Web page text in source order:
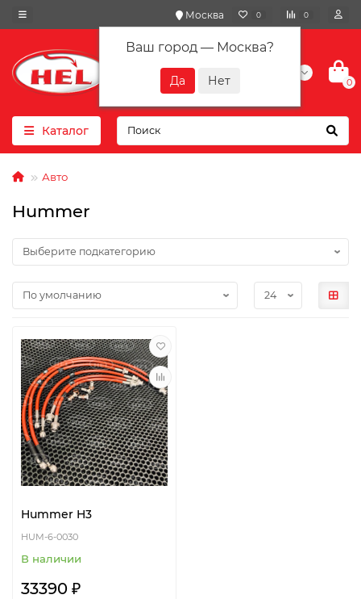
Москва
Ваш город — Москва?
0 0
+7(901) 417-10-01
0
Каталог
Авто
Hummer
Hummer H3
HUM-6-0030
В наличии
33390 ₽